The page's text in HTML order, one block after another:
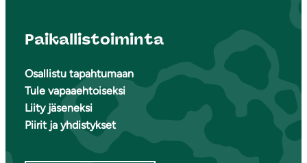
Paikallistoiminta
Osallistu tapahtumaan
Tule vapaaehtoiseksi
Liity jäseneksi
Piirit ja yhdistykset